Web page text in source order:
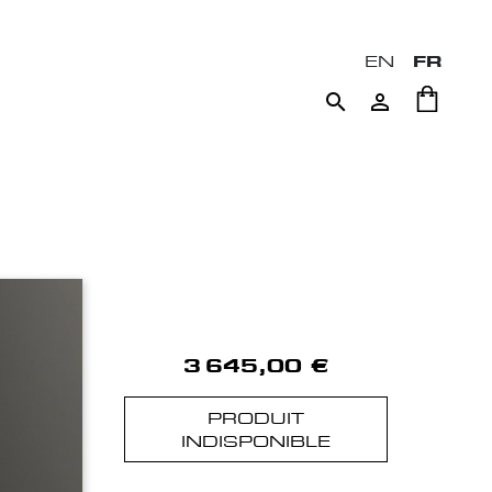
EN FR
 
3 645,00 €
PRODUIT
INDISPONIBLE